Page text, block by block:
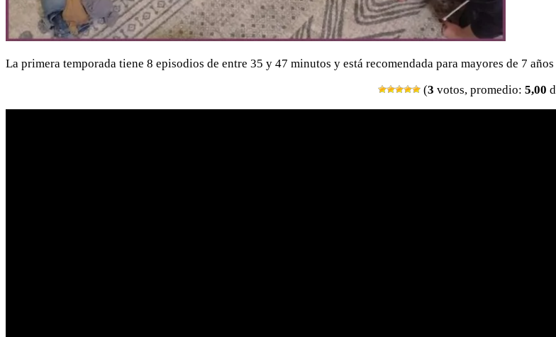
La primera temporada tiene 8 episodios de entre 35 y 47 minutos y está recomendada para mayores de 7 años
(3 votos, promedio: 5,00